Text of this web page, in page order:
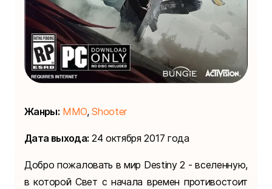
Жанры: MMO,Shooter
Дата выхода: 24 октября 2017 года
Добро пожаловать в мир Destiny 2 - вселенную,
в которой Свет с начала времен противостоит